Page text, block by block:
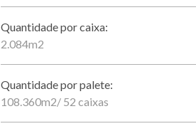
Quantidade por caixa:
2.084m2
Quantidade por palete:
108.360m2/ 52 caixas